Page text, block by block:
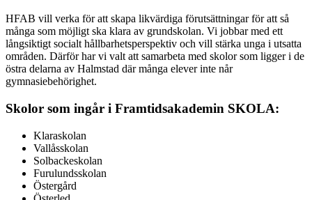
HFAB vill verka för att skapa likvärdiga förutsättningar för att så
många som möjligt ska klara av grundskolan. Vi jobbar med ett
långsiktigt socialt hållbarhetsperspektiv och vill stärka unga i utsatta
områden. Därför har vi valt att samarbeta med skolor som ligger i de
östra delarna av Halmstad där många elever inte når
gymnasiebehörighet.
Skolor som ingår i Framtidsakademin SKOLA:
Klaraskolan
Vallåsskolan
Solbackeskolan
Furulundsskolan
Östergård